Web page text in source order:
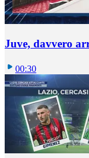
Juve, davvero
00:30